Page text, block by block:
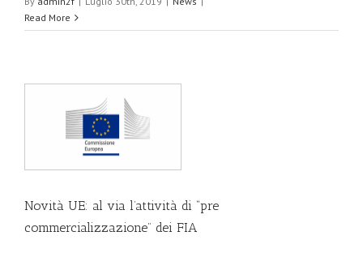
Read More
Novità UE: al via l’attività di “pre
commercializzazione” dei FIA